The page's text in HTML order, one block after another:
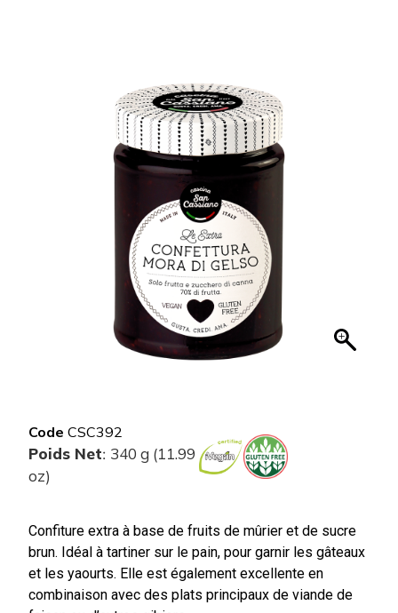
Code CSC392
Poids Net: 340 g (11.99
oz)
Confiture extra à base de fruits de mûrier et de sucre
brun. Idéal à tartiner sur le pain, pour garnir les gâteaux
et les yaourts. Elle est également excellente en
combinaison avec des plats principaux de viande de